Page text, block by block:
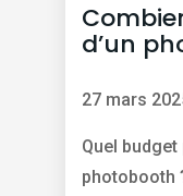
d’un
27 mars
Quel
photobooth